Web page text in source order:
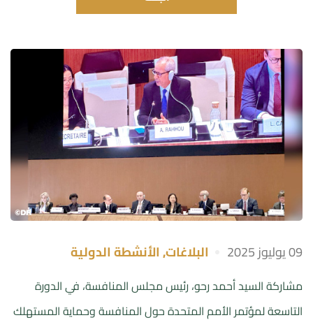
09 يوليوز 2025 البلاغات,الأنشطة الدولية
مشاركة السيد أحمد رحو، رئيس مجلس المنافسة، في الدورة
التاسعة لمؤتمر الأمم المتحدة حول المنافسة وحماية المستهلك